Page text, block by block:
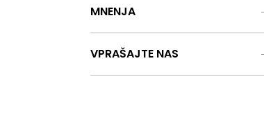
MNENJA
VPRAŠAJTE NAS